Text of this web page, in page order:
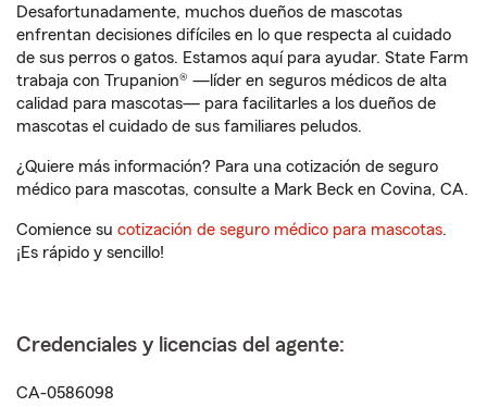
Desafortunadamente, muchos dueños de mascotas
enfrentan decisiones difíciles en lo que respecta al cuidado
de sus perros o gatos. Estamos aquí para ayudar. State Farm
trabaja con Trupanion® —líder en seguros médicos de alta
calidad para mascotas— para facilitarles a los dueños de
mascotas el cuidado de sus familiares peludos.
¿Quiere más información? Para una cotización de seguro
médico para mascotas, consulte a Mark Beck en Covina, CA.
Comience su cotización de seguro médico para mascotas.
¡Es rápido y sencillo!
Credenciales y licencias del agente:
CA-0586098